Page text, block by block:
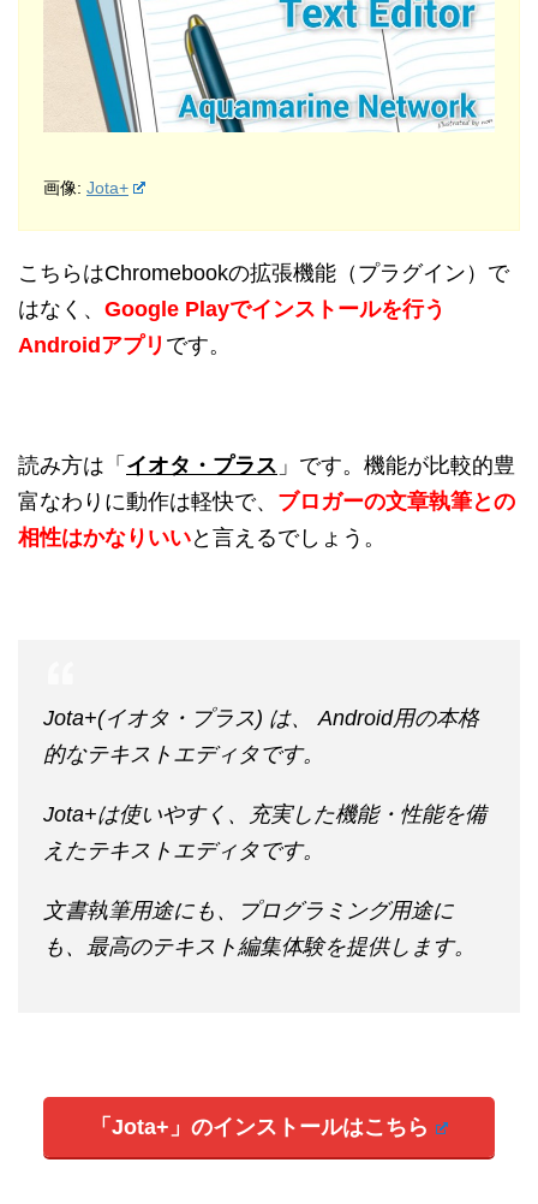
画像: Jota+
こちらはChromebookの拡張機能（プラグイン）で
はなく、 Google Playでインストールを行う
Androidアプリ です。
読み方は「 イオタ・プラス 」です。機能が比較的豊
富なわりに動作は軽快で、 ブロガーの文章執筆との
相性はかなりいいと言えるでしょう。
Jota+(イオタ・プラス) は、 Android用の本格
的なテキストエディタです。
Jota+は使いやすく、充実した機能・性能を備
えたテキストエディタです。
文書執筆用途にも、プログラミング用途に
も、最高のテキスト編集体験を提供します。
「Jota+」のインストールはこちら